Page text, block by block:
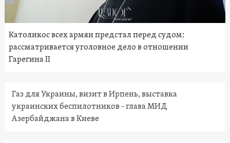
Католикос всех армян предстал перед судом:
рассматривается уголовное дело в отношении
Гарегина II
Газ для Украины, визит в Ирпень, выставка
украинских беспилотников - глава МИД
Азербайджана в Киеве